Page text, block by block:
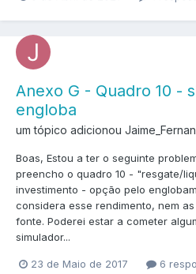
Anexo G - Quadro 10 -
engloba
um tópico adicionou
Boas, Estou a ter o seguinte
preencho o quadro 10 - "resgate/
investimento - opção pelo
considera esse rendimento, nem
fonte. Poderei estar a cometer
simulador...
23 de Maio de 2017 6